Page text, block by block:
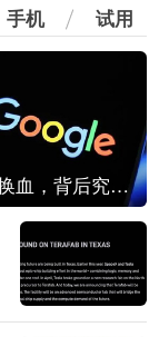
手机 试用
谷歌AI大换血，背后究竟发生了什么？